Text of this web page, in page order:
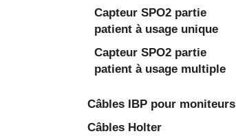
Capteur SPO2 partie
patient à usage unique
Capteur SPO2 partie
patient à usage multiple
Câbles IBP pour moniteurs
Câbles Holter